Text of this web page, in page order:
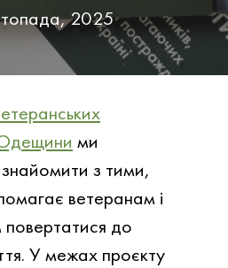
2025
Одещини ми
з тими,
ветеранам і
повертатися до
У межах проєкту